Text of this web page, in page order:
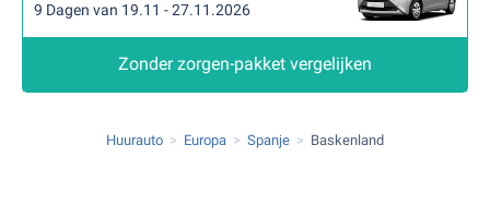
9 Dagen van 19.11 - 27.11.2026
Zonder zorgen-pakket vergelijken
Huurauto Europa Spanje Baskenland